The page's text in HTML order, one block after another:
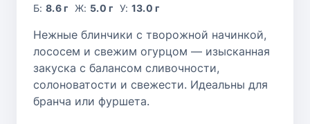
Б:8.6 г Ж: 5.0 г У: 13.0 г
Нежные блинчики с творожной начинкой,
лососем и свежим огурцом — изысканная
закуска с балансом сливочности,
солоноватости и свежести. Идеальны для
бранча или фуршета.